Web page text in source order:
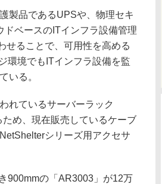
製品であるUPSや、物理セキ
ドベースのITインフラ設備管理
せることで、可用性を高める
環境でもITインフラ設備を監
いる。
れているサーバーラック
ため、現在販売しているケーブ
シリーズ用アクセサ
900mmの「AR3003」が12万